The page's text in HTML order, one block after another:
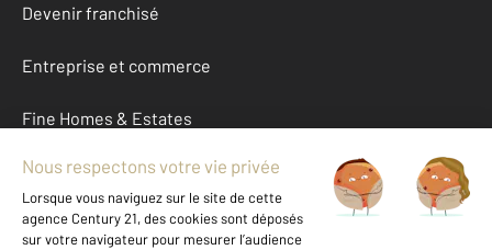
Devenir franchisé
Entreprise et commerce
Fine Homes & Estates
À propos
International